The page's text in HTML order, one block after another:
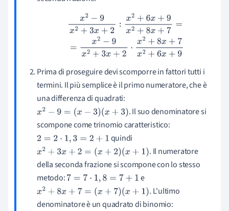
:x2 +6x +9 8 x+7 ==x2−9x2 +3
x
6x+ 9
Prima di proseguire devi scomporre in fattori tutti i
termini. Il più semplice è il primo numeratore, che è
una differenza di quadrati:
x2− 9= (x −3) (x+ 3)
. Il suo denominatore si
scompone come trinomio caratteristico:
2=2⋅ 1,3=2+1
quindi
x2+3x +2= (x+ 2) (x+ 1)
. Il numeratore
della seconda frazione si scompone con lo stesso
metodo:7 =7⋅ 1,8=7+1
e
x2+8x +7= (x+ 7) (x+ 1)
. L'ultimo
denominatore è un quadrato di binomio: